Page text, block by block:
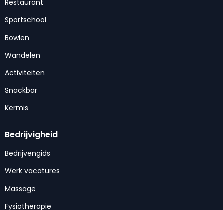
Restaurant
Sportschool
Bowlen
Wandelen
Activiteiten
Snackbar
Kermis
Bedrijvigheid
Bedrijvengids
Werk vacatures
Massage
Fysiotherapie